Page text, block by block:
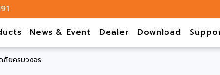
News & Event Dealer Download
ภัยครบวงจร